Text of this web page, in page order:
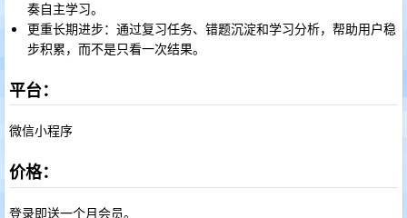
奏自主学习。
更重长期进步：通过复习任务、错题沉淀和学习分析，帮助用户稳
步积累，而不是只看一次结果。
平台：
微信小程序
价格：
登录即送一个月会员。